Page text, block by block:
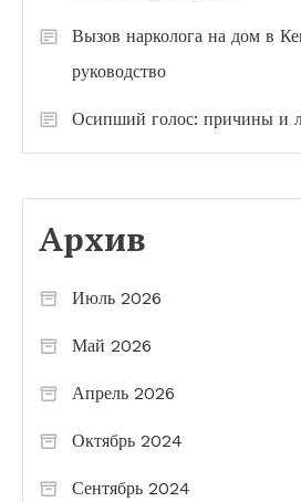
Вызов нарколога на дом в
руководство
Осипший голос: причины и
Архив
Июль 2026
Май 2026
Апрель 2026
Октябрь 2024
Сентябрь 2024